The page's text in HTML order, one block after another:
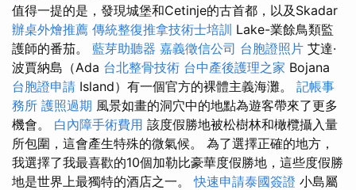
值得一提的是，發現城堡和Cetinje的古首都，以及Skadar
辦桌外燴推薦 傳統整復推拿技術士培訓 Lake-業餘鳥類監
護師的番茄。 藍芽助聽器 嘉義徵信公司 台胞證照片 艾達·
波賈納島（Ada 台北整骨技術 台中產後護理之家 Bojana
台胞證申請 Island）有一個官方的裸體主義海灘。 記帳事
務所 護照過期 風景如畫的洞穴中的地點為遊客帶來了更多
機會。 白內障手術費用 該度假勝地被松樹林和橄欖攝入量
所包圍，這會產生特殊的微氣候。 為了選擇正確的地方，
我選擇了我最喜歡的10個加勒比豪華度假勝地，這些度假勝
地是世界上最獨特的酒店之一。快速申請泰國簽證 小島屬